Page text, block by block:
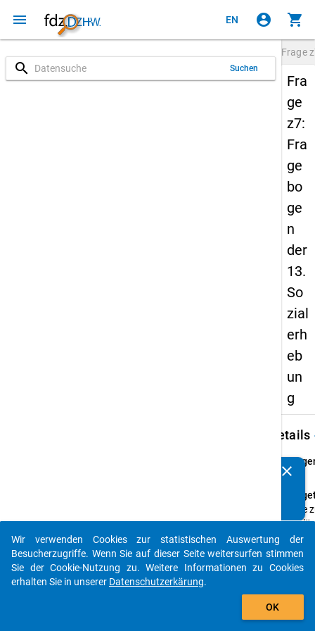
menu EN account_circle shopping_cart
search Suchen
Frage
Fra
ge
z7:
Fra
ge
bo
ge
n
der
13.
So
zial
erh
eb
un
g
Details
z7
Bitte
aus
clear
auto_stories
add_shopping_cart
Wir verwenden Cookies zur statistischen Auswertung der
Besucherzugriffe. Wenn Sie auf dieser Seite weitersurfen stimmen
Sie der Cookie-Nutzung zu. Weitere Informationen zu Cookies
erhalten Sie in unserer Datenschutzerkärung.
OK